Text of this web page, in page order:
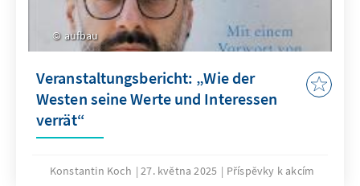
aufbau
Veranstaltungsbericht: „Wie der
Westen seine Werte und Interessen
verrät“
Konstantin Koch 27. května 2025 Příspěvky k akcím